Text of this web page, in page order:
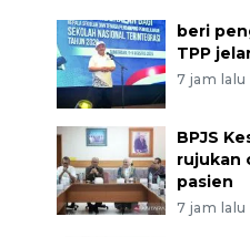
beri
TPP
7 jam lalu
BPJS
rujukan
pasien
7 jam lalu